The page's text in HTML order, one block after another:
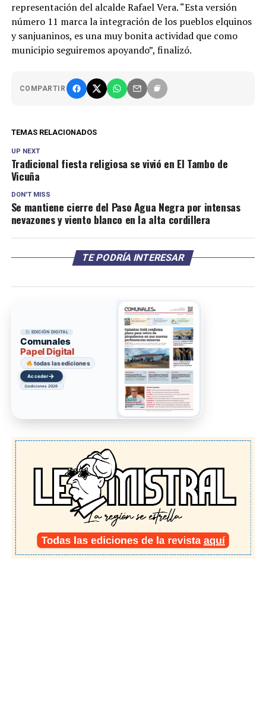
representación del alcalde Rafael Vera. “Esta versión
número 11 marca la integración de los pueblos elquinos
y sanjuaninos, es una muy bonita actividad que como
municipio seguiremos apoyando”, finalizó.
COMPARTIR
TEMAS RELACIONADOS
UP NEXT
Tradicional fiesta religiosa se vivió en El Tambo de
Vicuña
DON'T MISS
Se mantiene cierre del Paso Agua Negra por intensas
nevazones y viento blanco en la alta cordillera
TE PODRÍA INTERESAR
EDICIÓN DIGITAL
Comunales
Papel Digital
todas las ediciones
Acceder→
ediciones 2026